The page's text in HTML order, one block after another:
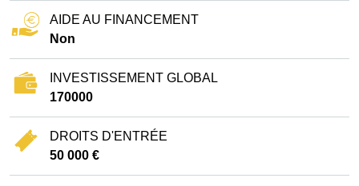
AIDE AU FINANCEMENT
Non
INVESTISSEMENT GLOBAL
170000
DROITS D'ENTRÉE
50 000 €